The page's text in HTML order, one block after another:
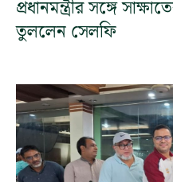
প্রধানমন্ত্রীর সঙ্গে
তুললেন সেলফি